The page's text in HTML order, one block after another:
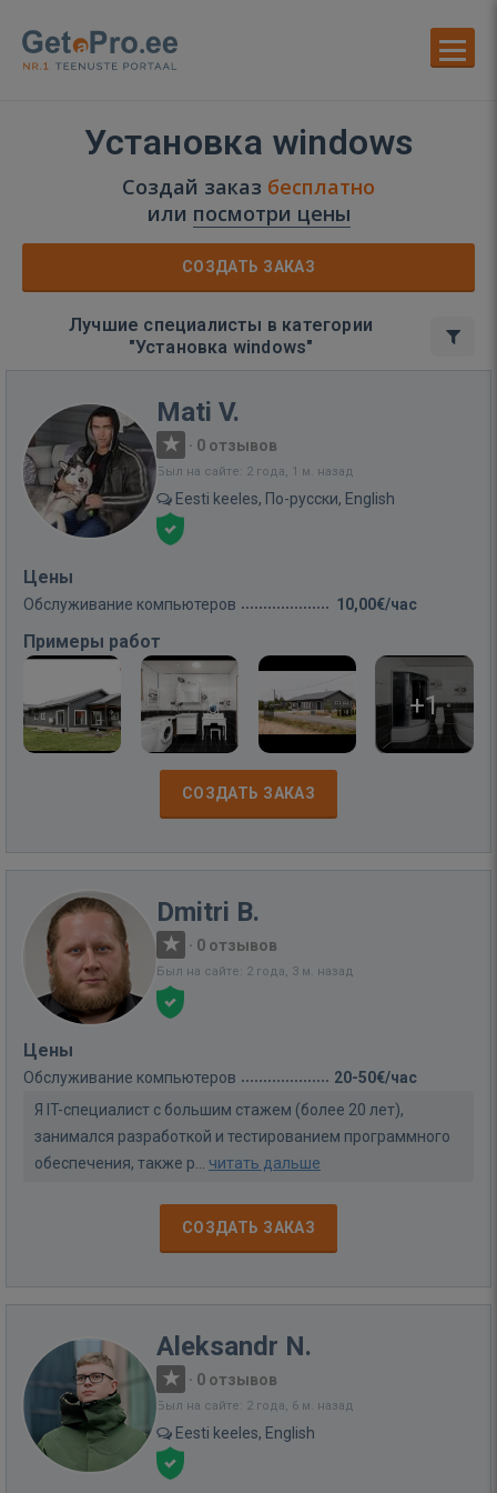
Установка windows
Создай заказ бесплатно
или посмотри цены
СОЗДАТЬ ЗАКАЗ
Лучшие специалисты в категории
"Установка windows"
Mati V.
· 0 отзывов
Был на сайте: 2 года, 1 м. назад
Eesti keeles, По-русски, English
Цены
Обслуживание компьютеров 10,00€/час
Примеры работ
+1
СОЗДАТЬ ЗАКАЗ
Dmitri B.
· 0 отзывов
Был на сайте: 2 года, 3 м. назад
Цены
Обслуживание компьютеров
20-50€/час
Я IT-специалист с большим стажем (более 20 лет),
занимался разработкой и тестированием программного
обеспечения, также р... читать дальше
СОЗДАТЬ ЗАКАЗ
Aleksandr N.
· 0 отзывов
Был на сайте: 2 года, 6 м. назад
Eesti keeles, English